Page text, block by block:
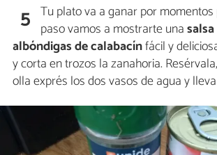
5 Tu plato va a ganar por
paso vamos a mostrarte una
albóndigas de calabacínfácil y
y corta en trozos la zanahoria.
olla exprés los dos vasos de agua y